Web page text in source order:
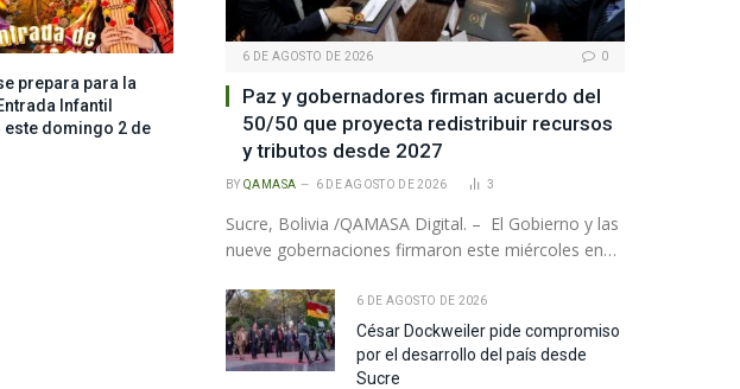
prepara para la
Infantil
este domingo 2 de
6 DE AGOSTO DE 2026 0
Paz y gobernadores firman acuerdo del
50/50 que proyecta redistribuir recursos
y tributos desde 2027
BY QAMASA 6 DE AGOSTO DE 2026 3
Sucre, Bolivia /QAMASA Digital. – El Gobierno y las
nueve gobernaciones firmaron este miércoles en…
6 DE AGOSTO DE 2026
César Dockweiler pide compromiso
por el desarrollo del país desde
Sucre